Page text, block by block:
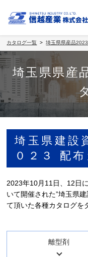
カタログ一覧 埼玉県県産品
埼玉県県産
埼玉県建設
０２３ 配
2023年10月11日、12日
いて開催された”埼玉県
て頂いた各種カタログを
離型剤